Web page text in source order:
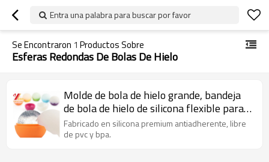
Entra una palabra para buscar por favor
Se Encontraron 1 Productos Sobre
Esferas Redondas De Bolas De Hielo
Molde de bola de hielo grande, bandeja
de bola de hielo de silicona flexible para
amantes de la bebida fría, esferas
redondas de bola de hielo
Fabricado en silicona premium antiadherente, libre
de pvc y bpa.